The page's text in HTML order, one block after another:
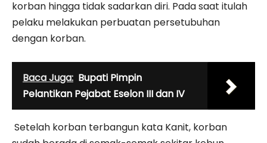
korban hingga tidak sadarkan diri. Pada saat itulah
pelaku melakukan perbuatan persetubuhan
dengan korban.
Baca Juga: Bupati Pimpin
Pelantikan Pejabat Eselon III dan IV
Setelah korban terbangun kata Kanit, korban